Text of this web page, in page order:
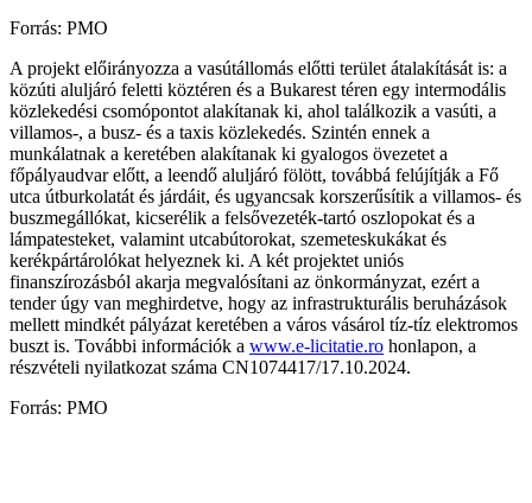
Forrás: PMO
A projekt előirányozza a vasútállomás előtti terület átalakítását is: a
közúti aluljáró feletti köztéren és a Bukarest téren egy intermodális
közlekedési csomópontot alakítanak ki, ahol találkozik a vasúti, a
villamos-, a busz- és a taxis közlekedés. Szintén ennek a
munkálatnak a keretében alakítanak ki gyalogos övezetet a
főpályaudvar előtt, a leendő aluljáró fölött, továbbá felújítják a Fő
utca útburkolatát és járdáit, és ugyancsak korszerűsítik a villamos- és
buszmegállókat, kicserélik a felsővezeték-tartó oszlopokat és a
lámpatesteket, valamint utcabútorokat, szemeteskukákat és
kerékpártárolókat helyeznek ki. A két projektet uniós
finanszírozásból akarja megvalósítani az önkormányzat, ezért a
tender úgy van meghirdetve, hogy az infrastrukturális beruházások
mellett mindkét pályázat keretében a város vásárol tíz-tíz elektromos
buszt is. További információk a www.e-licitatie.ro honlapon, a
részvételi nyilatkozat száma CN1074417/17.10.2024.
Forrás: PMO